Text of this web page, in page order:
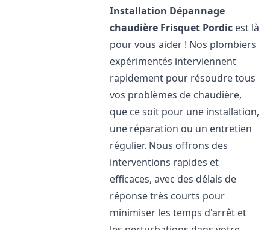
Installation Dépannage
chaudière Frisquet Pordic est là
pour vous aider ! Nos plombiers
expérimentés interviennent
rapidement pour résoudre tous
vos problèmes de chaudière,
que ce soit pour une installation,
une réparation ou un entretien
régulier. Nous offrons des
interventions rapides et
efficaces, avec des délais de
réponse très courts pour
minimiser les temps d'arrêt et